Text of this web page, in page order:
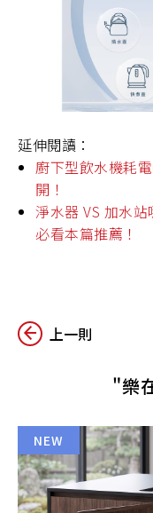
延伸閱讀：
廚下型飲水機耗
開！
淨水器 VS 加水
必看本篇推薦！
上一則
"樂
NEW